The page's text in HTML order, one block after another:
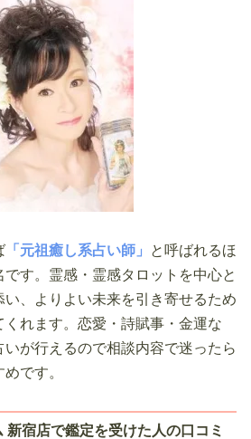
「元祖癒し系占い師」
と呼ばれるほ
す。霊感・霊感タロットを中心と
い、よりよい未来を引き寄せるため
れます。恋愛・詩賦事・金運な
いが行えるので相談内容で迷ったら
です。
新宿店で鑑定を受けた人の口コミ